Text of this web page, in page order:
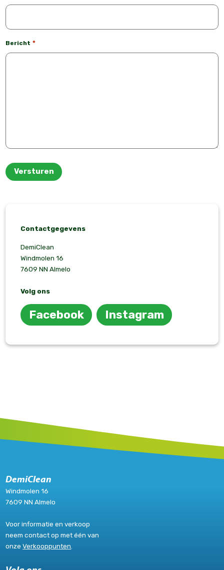
Bericht *
Versturen
Contactgegevens
DemiClean
Windmolen 16
7609 NN Almelo
Volg ons
Facebook Instagram
DemiClean
Windmolen 16
7609 NN Almelo
Voor informatie en verkoop
neem contact op met één van
onzeVerkooppunten